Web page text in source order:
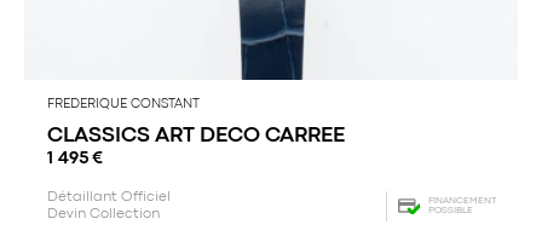
FREDERIQUE CONSTANT
CLASSICS ART DECO CARREE
1 495 €
Détaillant Officiel
Devin Collection
FINANCEMENT
POSSIBLE